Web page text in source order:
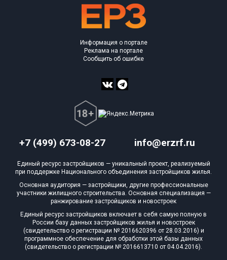
+7 (499) 673-08-27 info@erzrf.ru
Информация о портале
Реклама на портале
Сообщить об ошибке
Единый ресурс застройщиков — уникальный проект, реализуемый
при поддержке Национального объединения застройщиков жилья.
Основная аудитория — застройщики, другие профессиональные
участники жилищного строительства. Основная специализация —
ранжирование застройщиков и новостроек
Единый ресурс застройщиков включает в себя самую полную в
России базу данных застройщиков жилья и новостроек
(свидетельство о регистрации № 2016620396 от 28.03.2016) и
программное обеспечение для обработки этой базы данных
(свидетельство о регистрации № 2016613710 от 04.04.2016).